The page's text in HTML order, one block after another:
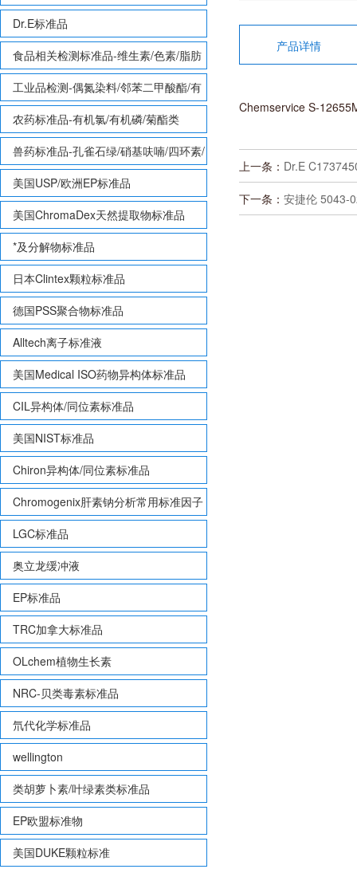
Dr.E标准品
食品相关检测标准品-维生素/色素/脂肪
酸甲酯等
工业品检测-偶氮染料/邻苯二甲酸酯/有
机锡/多溴联苯/多溴联苯醚/多氯联苯
农药标准品-有机氯/有机磷/菊酯类
兽药标准品-孔雀石绿/硝基呋喃/四环素/
磺胺等
美国USP/欧洲EP标准品
美国ChromaDex天然提取物标准品
*及分解物标准品
日本Clintex颗粒标准品
德国PSS聚合物标准品
Alltech离子标准液
美国Medical ISO药物异构体标准品
CIL异构体/同位素标准品
美国NIST标准品
Chiron异构体/同位素标准品
Chromogenix肝素钠分析常用标准因子
LGC标准品
奥立龙缓冲液
EP标准品
TRC加拿大标准品
OLchem植物生长素
NRC-贝类毒素标准品
氘代化学标准品
wellington
类胡萝卜素/叶绿素类标准品
EP欧盟标准物
美国DUKE颗粒标准
产品详情
Chemservice S-
上一条： Dr.E
下一条： 安捷伦 5043-